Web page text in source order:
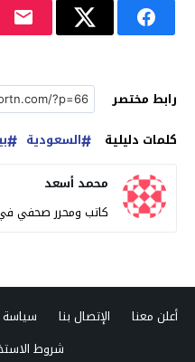
رابط مختصر
كلمات دليلية
السعودية
محمد أسعد
كاتب ومحرر صحفي
أعلن معنا الإتصال بنا سياسة
شروط